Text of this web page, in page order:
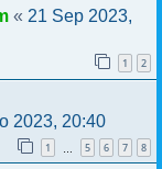
« 21 Sep 2023,
1 2
2023, 20:40
1 5 6 7 8